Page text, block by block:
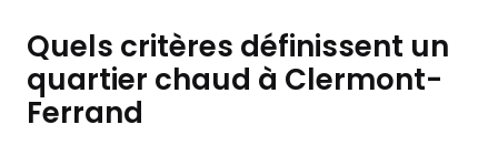
Quels critères définissent un
quartier chaud à Clermont-
Ferrand